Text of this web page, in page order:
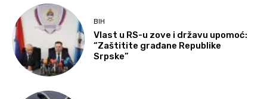
BIH
Vlast u RS-u zove i državu upomoć:
“Zaštitite građane Republike
Srpske”